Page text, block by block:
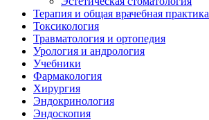
Терапия и общая врачебная практика
Токсикология
Травматология и ортопедия
Урология и андрология
Учебники
Фармакология
Хирургия
Эндокринология
Эндоскопия